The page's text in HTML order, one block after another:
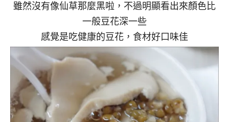
雖然沒有像仙草那麼黑啦，不過明顯看出來顏色比
一般豆花深一些
感覺是吃健康的豆花，食材好口味佳